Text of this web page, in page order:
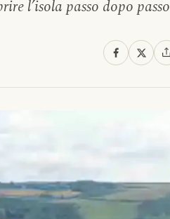
l’isola passo dopo passo